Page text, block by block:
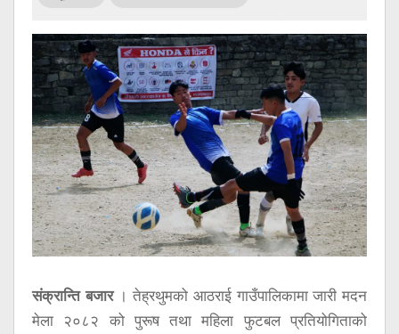
संक्रान्ति बजार। तेह्रथुमको आठराई गाउँपालिकामा जारी मदन
मेला २०८२ को पुरूष तथा महिला फुटबल प्रतियोगिताको
सूचना
प्रविधि
अन्तर्वार्ता
अन्तर्राष्ट्रिय
स्वास्थ्य
विज्ञापन
Tech